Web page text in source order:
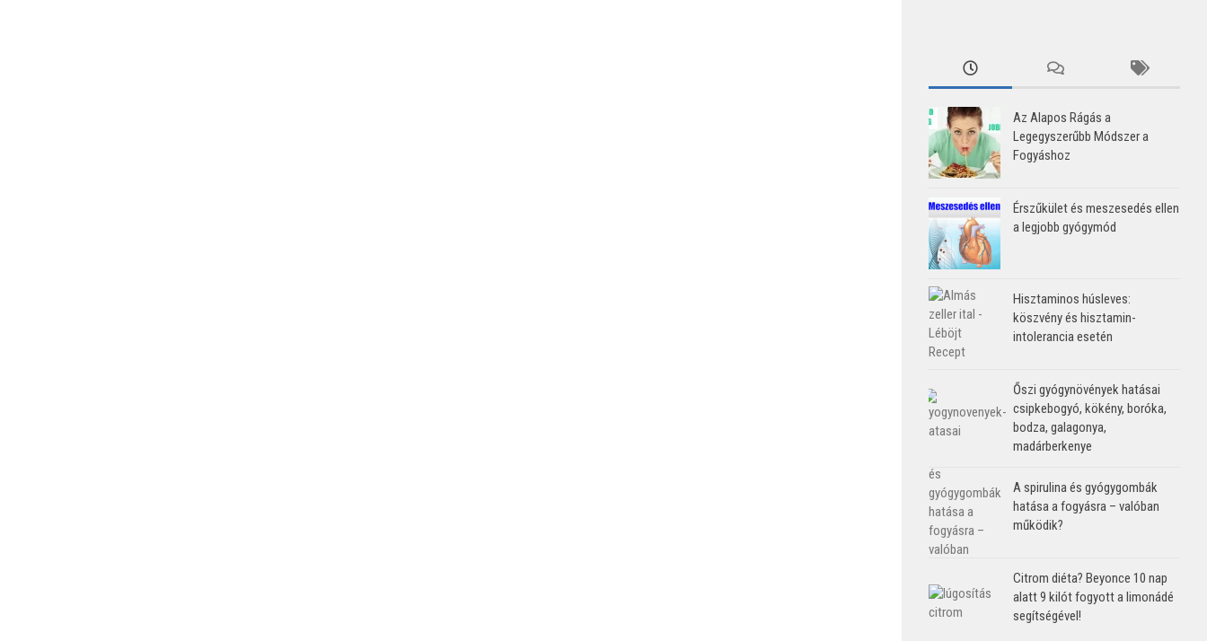
Az Alapos Rágás a
Legegyszerűbb Módszer a
Fogyáshoz
Érszűkület és meszesedés ellen
a legjobb gyógymód
Hisztaminos húsleves:
köszvény és hisztamin-
intolerancia esetén
Őszi gyógynövények hatásai
csipkebogyó, kökény, boróka,
bodza, galagonya,
madárberkenye
A spirulina és gyógygombák
hatása a fogyásra – valóban
működik?
Citrom diéta? Beyonce 10 nap
alatt 9 kilót fogyott a limonádé
segítségével!